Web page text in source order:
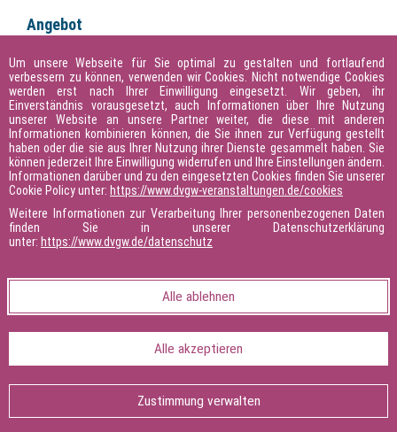
Angebot
Kalendereintrag
05.10.2026 - 09.10.2026
463678
Würzburg
SKZ - KFE gGmbH Würzburg
Frankfurter Str. 19 c
97082 Würzburg
Teilnahmegebühr regulär
1215 €
Teilnahmegebühr Mitgliedsunternehmen
Anne-Sophie Seeger
Telefon: +49 30 79473682
Um unsere Webseite für Sie optimal zu gestalten und fortlaufend
verbessern zu können, verwenden wir Cookies. Nicht notwendige Cookies
werden erst nach Ihrer Einwilligung eingesetzt. Wir geben, ihr
Einverständnis vorausgesetzt, auch Informationen über Ihre Nutzung
unserer Website an unsere Partner weiter, die diese mit anderen
Informationen kombinieren können, die Sie ihnen zur Verfügung gestellt
haben oder die sie aus Ihrer Nutzung ihrer Dienste gesammelt haben. Sie
können jederzeit Ihre Einwilligung widerrufen und Ihre Einstellungen ändern.
Informationen darüber und zu den eingesetzten Cookies finden Sie unserer
Cookie Policy unter: https://www.dvgw-veranstaltungen.de/cookies
Weitere Informationen zur Verarbeitung Ihrer personenbezogenen Daten
finden Sie in unserer Datenschutzerklärung
unter: https://www.dvgw.de/datenschutz
Alle ablehnen
Alle akzeptieren
Zustimmung verwalten